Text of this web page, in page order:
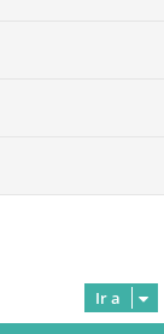
Ir a